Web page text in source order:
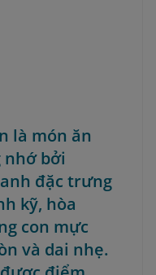
là món ăn
nhớ bởi
đặc trưng
kỹ, hòa
con mực
và dai nhẹ.